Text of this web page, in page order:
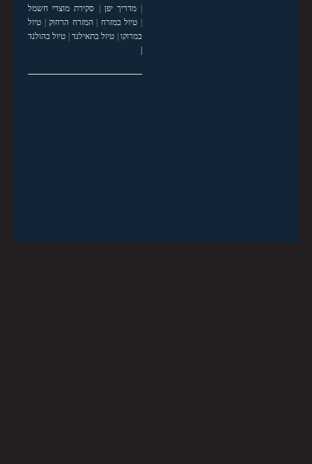
|מדריך יפן | סקירת מוצרי חשמל
| טיול במזרח | המזרח הרחוק| טיול
במרוקו| טיול בתאילנד| טיול בהולנד
|